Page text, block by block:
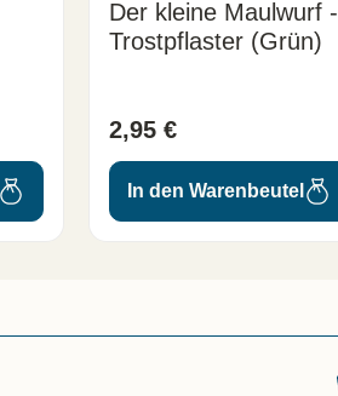
Der kleine Maulwurf -
Trostpflaster (Grün)
2,95 €
In den Warenbeutel